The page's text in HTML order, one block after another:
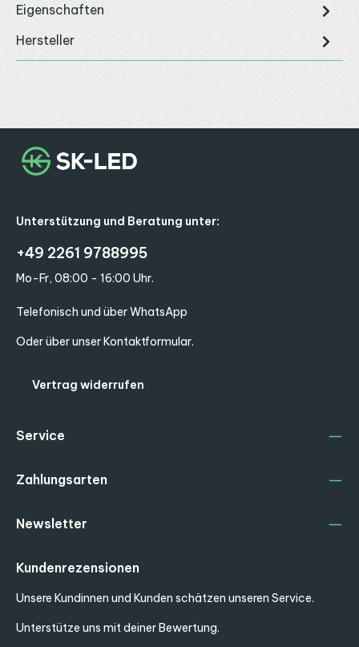
Eigenschaften
Hersteller
Unterstützung und Beratung unter:
+49 2261 9788995
Mo-Fr, 08:00 - 16:00 Uhr.
Telefonisch und über WhatsApp
Oder über unserKontaktformular.
Vertrag widerrufen
Service
Zahlungsarten
Kundenrezensionen
Unsere Kundinnen und Kunden schätzen unseren Service.
Unterstütze uns mit deiner Bewertung.
Newsletter